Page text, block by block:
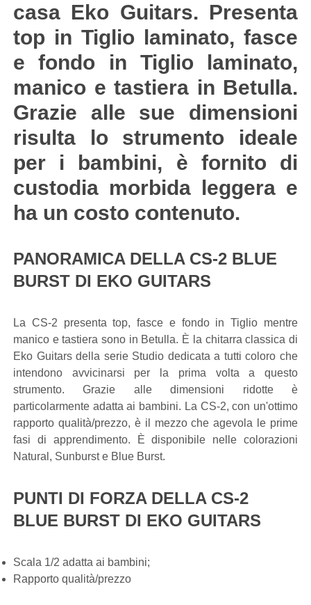
casa Eko Guitars. Presenta
top in Tiglio laminato, fasce
e fondo in Tiglio laminato,
manico e tastiera in Betulla.
Grazie alle sue dimensioni
risulta lo strumento ideale
per i bambini, è fornito di
custodia morbida leggera e
ha un costo contenuto.
PANORAMICA DELLA CS-2 BLUE
BURST DI EKO GUITARS
La CS-2 presenta top, fasce e fondo in Tiglio mentre
manico e tastiera sono in Betulla. È la chitarra classica di
Eko Guitars della serie Studio dedicata a tutti coloro che
intendono avvicinarsi per la prima volta a questo
strumento. Grazie alle dimensioni ridotte è
particolarmente adatta ai bambini. La CS-2, con un'ottimo
rapporto qualità/prezzo, è il mezzo che agevola le prime
fasi di apprendimento. È disponibile nelle colorazioni
Natural, Sunburst e Blue Burst.
PUNTI DI FORZA DELLA CS-2
BLUE BURST DI EKO GUITARS
Scala 1/2 adatta ai bambini;
Rapporto qualità/prezzo